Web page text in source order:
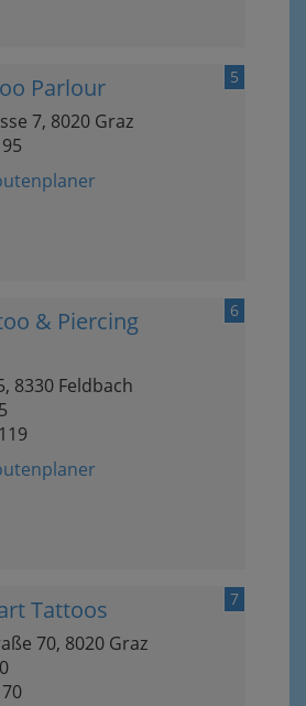
5
Parlour
7, 8020 Graz
6
& Piercing
8330 Feldbach
7
Tattoos
70, 8020 Graz